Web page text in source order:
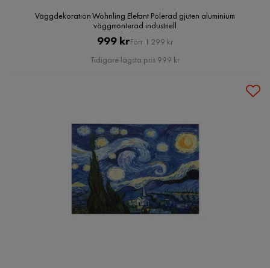
Väggdekoration Wohnling Elefant Polerad gjuten aluminium
väggmonterad industriell
Pris
999 kr Original
Pris
Förr 1 299 kr
Tidigare lägsta pris 999 kr